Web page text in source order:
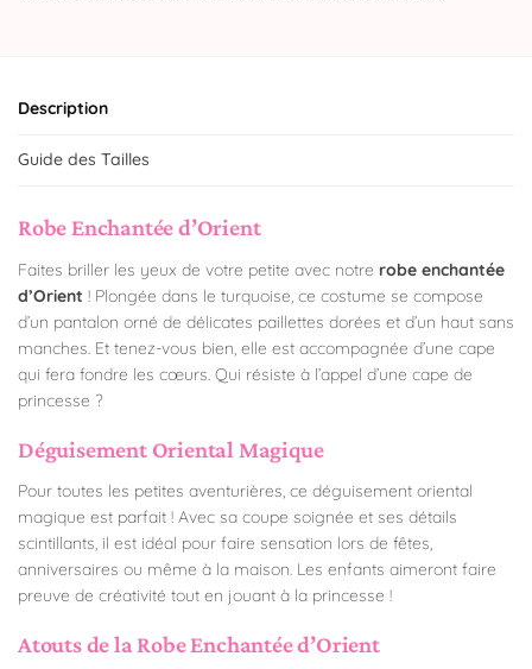
Description
Guide des Tailles
Robe Enchantée d’Orient
Faites briller les yeux de votre petite avec notre robe enchantée
d’Orient ! Plongée dans le turquoise, ce costume se compose
d’un pantalon orné de délicates paillettes dorées et d’un haut sans
manches. Et tenez-vous bien, elle est accompagnée d’une cape
qui fera fondre les cœurs. Qui résiste à l’appel d’une cape de
princesse ?
Déguisement Oriental Magique
Pour toutes les petites aventurières, ce déguisement oriental
magique est parfait ! Avec sa coupe soignée et ses détails
scintillants, il est idéal pour faire sensation lors de fêtes,
anniversaires ou même à la maison. Les enfants aimeront faire
preuve de créativité tout en jouant à la princesse !
Atouts de la Robe Enchantée d’Orient